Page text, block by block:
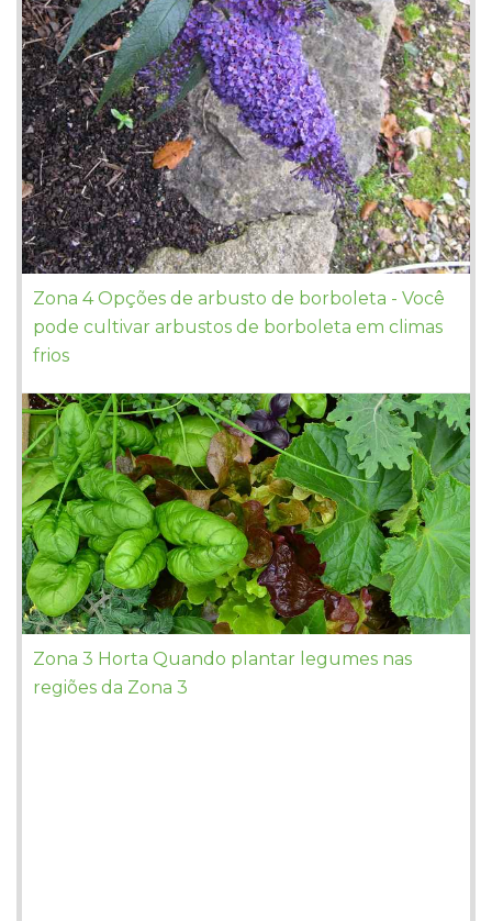
Zona 4 Opções de arbusto de borboleta - Você
pode cultivar arbustos de borboleta em climas
frios
Zona 3 Horta Quando plantar legumes nas
regiões da Zona 3